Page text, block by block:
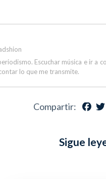
Escuchar música e ir a
lo que me transmite.
Compartir:
Sigue